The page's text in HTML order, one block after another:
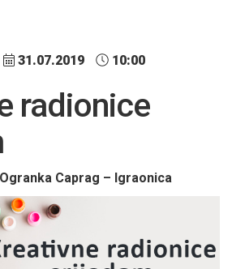
31.07.2019 10:00
radionice
Caprag – Igraonica